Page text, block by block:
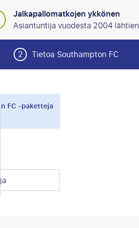
Jalkapallomatkojen ykkönen
Asiantuntija vuodesta 2004 lähtien
2 Tietoa Southampton FC
FC -paketteja